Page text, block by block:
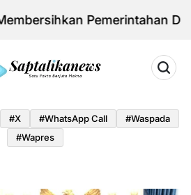
Pemerintahan Daerah dari
#x #WhatsApp Call
#waspada
#Wapres